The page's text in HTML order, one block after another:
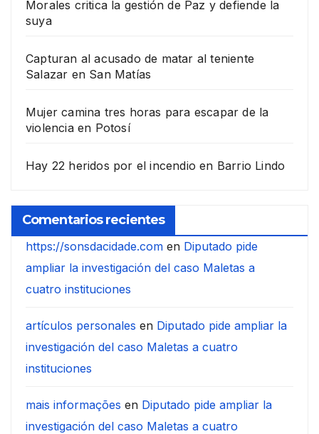
Morales critica la gestión de Paz y defiende la
suya
Capturan al acusado de matar al teniente
Salazar en San Matías
Mujer camina tres horas para escapar de la
violencia en Potosí
Hay 22 heridos por el incendio en Barrio Lindo
Comentarios recientes
https://sonsdacidade.com en Diputado pide
ampliar la investigación del caso Maletas a
cuatro instituciones
artículos personales en Diputado pide ampliar la
investigación del caso Maletas a cuatro
instituciones
mais informações en Diputado pide ampliar la
investigación del caso Maletas a cuatro